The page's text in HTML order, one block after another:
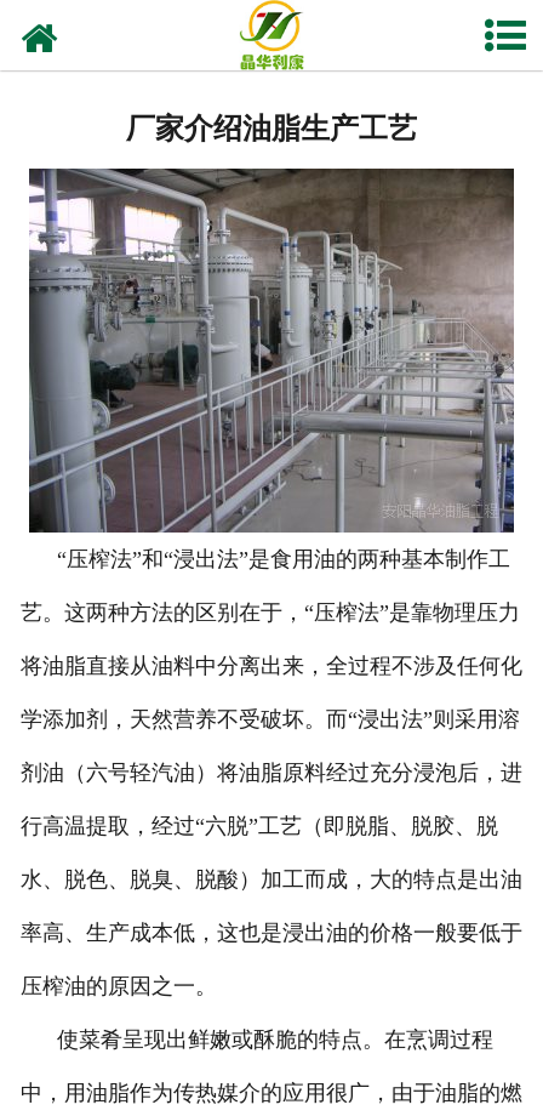
业务及应用
工程业绩
技术资料
新闻中心
关于晶华
联系我们
厂家介绍油脂生产工艺
“压榨法”和“浸出法”是食用油的两种基本制作工
艺。这两种方法的区别在于，“压榨法”是靠物理压力
将油脂直接从油料中分离出来，全过程不涉及任何化
学添加剂，天然营养不受破坏。而“浸出法”则采用溶
剂油（六号轻汽油）将油脂原料经过充分浸泡后，进
行高温提取，经过“六脱”工艺（即脱脂、脱胶、脱
水、脱色、脱臭、脱酸）加工而成，大的特点是出油
率高、生产成本低，这也是浸出油的价格一般要低于
压榨油的原因之一。
使菜肴呈现出鲜嫩或酥脆的特点。在烹调过程
中，用油脂作为传热媒介的应用很广，由于油脂的燃